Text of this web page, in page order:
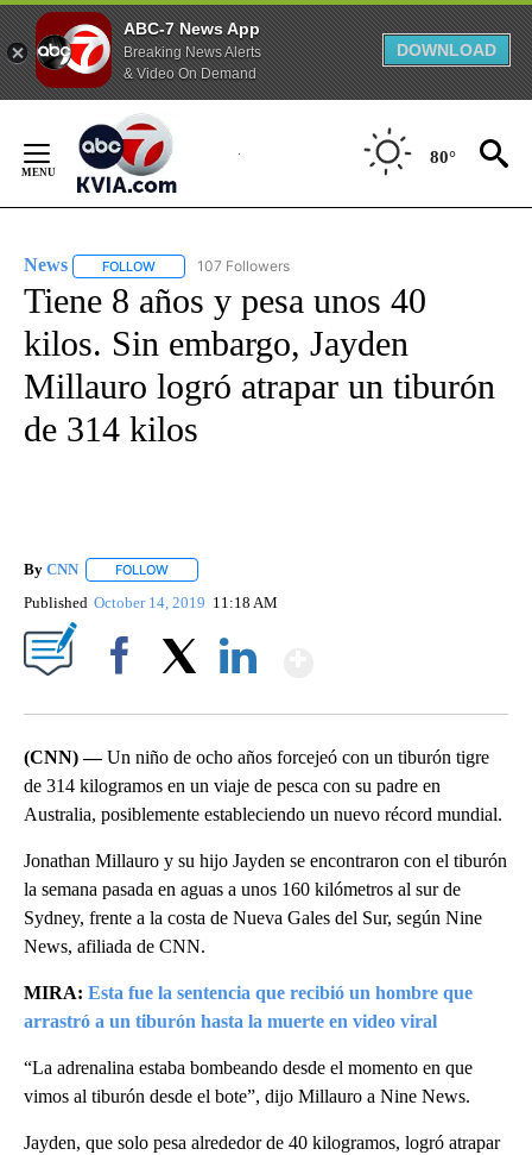
ABC-7 News App
Breaking News Alerts
& Video On Demand
DOWNLOAD
Content
80°
News FOLLOW FOLLOW "NEWS" TO RECEIVE NOTIFICATIONS ABOUT
107 Followers
Tiene 8 años y pesa unos 40
kilos. Sin embargo, Jayden
Millauro logró atrapar un tiburón
de 314 kilos
By CNN FOLLOW
Published October 14, 2019 11:18 AM
(CNN) —Un niño de ocho años forcejeó con un tiburón tigre
de 314 kilogramos en un viaje de pesca con su padre en
Australia, posiblemente estableciendo un nuevo récord mundial.
Jonathan Millauro y su hijo Jayden se encontraron con el tiburón
la semana pasada en aguas a unos 160 kilómetros al sur de
Sydney, frente a la costa de Nueva Gales del Sur, según Nine
News, afiliada de CNN.
MIRA: Esta fue la sentencia que recibió un hombre que
arrastró a un tiburón hasta la muerte en video viral
“La adrenalina estaba bombeando desde el momento en que
vimos al tiburón desde el bote”, dijo Millauro a Nine News.
Jayden, que solo pesa alrededor de 40 kilogramos, logró atrapar